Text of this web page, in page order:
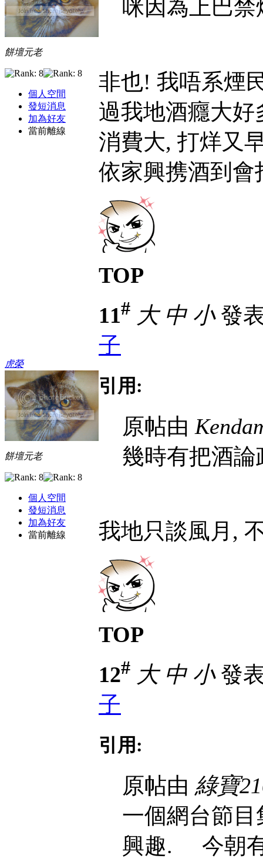
餅壇元老
個人空間
發短消息
加為好友
當前離線
咪因為上巴禁
非也! 我唔系煙
過我地酒癮大好
消費大, 打烊又
依家興携酒到
TOP
虎榮
餅壇元老
個人空間
發短消息
加為好友
當前離線
11# 大 中 小發
子
引用:
原帖由
幾時有把酒論
我地只談風月,
TOP
12# 大 中 小發
子
引用:
原帖由 綠寶
一個網台節
興趣. 今朝有